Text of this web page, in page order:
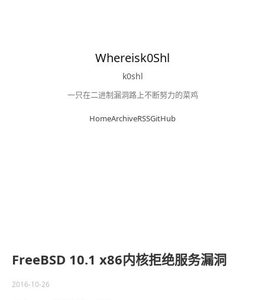
Whereisk0Shl
k0shl
一只在二进制漏洞路上不断努力的菜鸡
HomeArchiveRSSGitHub
FreeBSD 10.1 x86内核拒绝服务漏洞
2016-10-26